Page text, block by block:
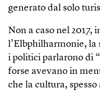
generato dal solo
Non a caso nel 2017,
l’Elbphilharmonie, la
i politici parlarono di
forse avevano in
che la cultura,